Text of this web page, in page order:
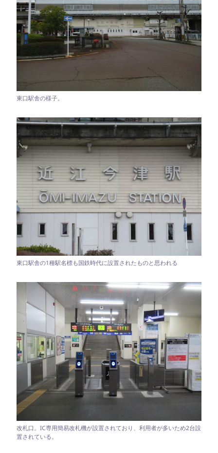
東口駅舎の様子。
東口駅舎の1種駅名標も国鉄時代に設置されたものと思われる
改札口。IC専用簡易改札機が設置されており、利用者が多いため2台設
置されている。